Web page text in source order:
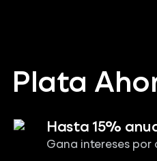
Plata
Hasta 15%
Gana intereses por